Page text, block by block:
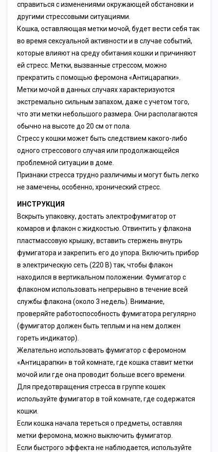
справиться с изменениями окружающей обстановки и
другими стрессовыми ситуациями.
Кошка, оставляющая метки мочой, будет вести себя так
во время сексуальной активности и в случае событий,
которые влияют на среду обитания кошки и причиняют
ей стресс. Метки, вызванные стрессом, можно
прекратить с помощью феромона «Антицарапки».
Метки мочой в данных случаях характеризуются
экстремально сильным запахом, даже с учетом того,
что эти метки небольшого размера. Они располагаются
обычно на высоте до 20 см от пола.
Стресс у кошки может быть следствием какого-либо
одного стрессового случая или продолжающейся
проблемной ситуации в доме.
Признаки стресса трудно различимы и могут быть легко
не замечены, особенно, хронический стресс.
ИНСТРУКЦИЯ
Вскрыть упаковку, достать электрофумигатор от
комаров и флакон с жидкостью. Отвинтить у флакона
пластмассовую крышку, вставить стержень внутрь
фумигатора и закрепить его до упора. Включить прибор
в электрическую сеть (220 В) так, чтобы флакон
находился в вертикальном положении. Фумигатор с
флаконом использовать непрерывно в течение всей
службы флакона (около 3 недель). Внимание,
проверяйте работоспособность фумигатора регулярно
(фумигатор должен быть теплым и на нем должен
гореть индикатор).
Желательно использовать фумигатор с феромоном
«Антицарапки» в той комнате, где кошка ставит метки
мочой или где она проводит больше всего времени.
Для предотвращения стресса в группе кошек
используйте фумигатор в той комнате, где содержатся
кошки.
Если кошка начала тереться о предметы, оставляя
метки феромона, можно выключить фумигатор.
Если быстрого эффекта не наблюдается, используйте